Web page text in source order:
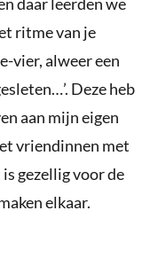
ritme van je
vier, alweer een
Deze heb
aan mijn eigen
vriendinnen met
gezellig voor de
elkaar.